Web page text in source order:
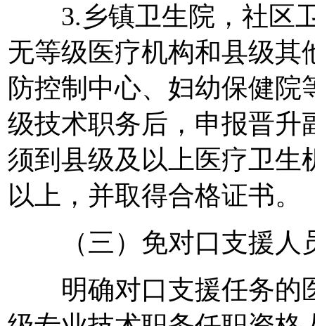
3.乡镇卫生院，社区卫
无等级医疗机构和县级其
防控制中心、妇幼保健
级技术职务后，申报晋升
须到县级及以上医疗卫生
以上，并取得合格证书。
（三）免对口支援人
明确对口支援任务的